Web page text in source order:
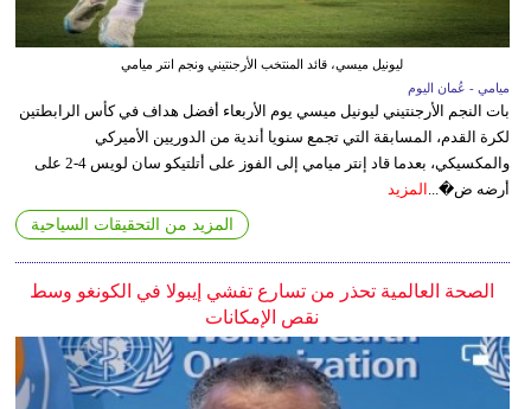
ليونيل ميسي، قائد المنتخب الأرجنتيني ونجم انتر ميامي
ميامي - عُمان اليوم
بات النجم الأرجنتيني ليونيل ميسي يوم الأربعاء أفضل هداف في كأس الرابطتين
لكرة القدم، المسابقة التي تجمع سنويا أندية من الدوريين الأميركي
والمكسيكي، بعدما قاد إنتر ميامي إلى الفوز على أتلتيكو سان لويس 4-2 على
أرضه ض�...
المزيد
المزيد من التحقيقات السياحية
الصحة العالمية تحذر من تسارع تفشي إيبولا في الكونغو وسط
نقص الإمكانات